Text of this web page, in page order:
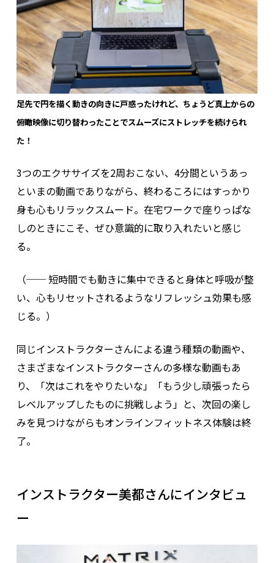
足先で円を描く動きの向きに戸惑ったけれど、ちょうど真上からの
俯瞰映像に切り替わったことでスムーズにストレッチを続けられ
た！
3つのエクササイズを2周おこない、4分間というあっ
といまの動画でありながら、終わるころにはすっかり
身も心もリラックスムード。在宅ワークで座りっぱな
しのときにこそ、ぜひ意識的に取り入れたいと感じ
る。
（── 短時間でも動きに集中できると身体と呼吸が整
い、心もリセットされるようなリフレッシュ効果も感
じる。）
同じインストラクターさんによる違う種類の動画や、
さまざまなインストラクターさんの多様な動画もあ
り、「次はこれをやりたいな」「もう少し頑張ったら
レベルアップしたものに挑戦しよう」と、次回の楽し
みを見つけながらもオンラインフィットネス体験は終
了。
インストラクター美都さんにインタビュ
ー